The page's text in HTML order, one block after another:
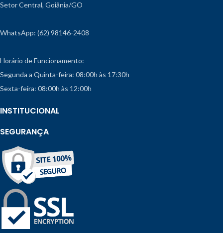
Setor Central, Goiânia/GO
WhatsApp: (62) 98146-2408
Horário de Funcionamento:
Segunda a Quinta-feira: 08:00h às 17:30h
Sexta-feira: 08:00h às 12:00h
INSTITUCIONAL
SEGURANÇA